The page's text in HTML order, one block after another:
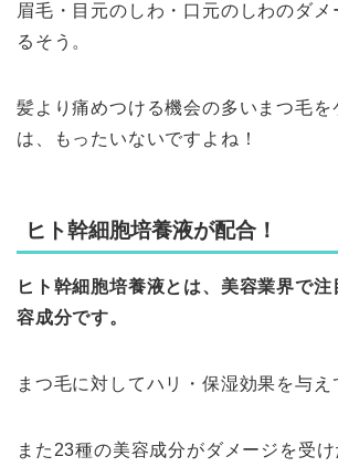
眉毛・目元のしわ・口元のしわのダメ
るそう。
髪より痛めつける機会の多いまつ毛を
は、もったいないですよね！
ヒト幹細胞培養液が配合！
ヒト幹細胞培養液とは、美容業界で注
容成分です。
まつ毛に対してハリ・保湿効果を与え
また23種の美容成分がダメージを受